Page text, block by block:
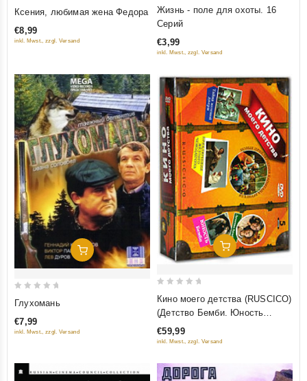
of
Ксения, любимая жена Федора
€8,99
inkl. Mwst., zzgl. Versand
5
Жизнь - поле для охоты. 16
Серий
€3,99
inkl. Mwst., zzgl. Versand
Добавить В Корзину
out
of
Глухомань
€7,99
inkl. Mwst., zzgl. Versand
Добавить В Корзину
5
Кино моего детства (RUSCICO)
(Детство Бемби. Юность
Бемби. Тайна железной двери.
Новые приключения капитана
желтого чемоданчика) (5 DVD)
€59,99
inkl. Mwst., zzgl. Versand